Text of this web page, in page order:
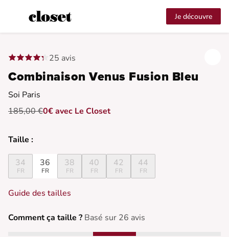
Je découvre
25 avis
Combinaison Venus Fusion Bleu
Soi Paris
185,00 €0€ avec Le Closet
Taille :
34
FR
36
FR
38
FR
40
FR
42
FR
44
FR
Guide des tailles
Comment ça taille ? Basé sur 26 avis